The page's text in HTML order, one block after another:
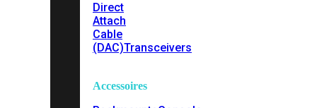
Direct
Attach
Cable
(DAC)Transceivers
Accessoires